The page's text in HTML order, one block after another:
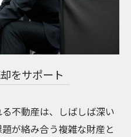
をサポート
不動産は、しばしば深い
が絡み合う複雑な財産と